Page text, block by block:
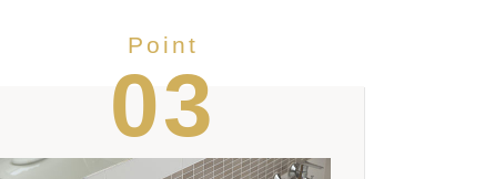
Point
03